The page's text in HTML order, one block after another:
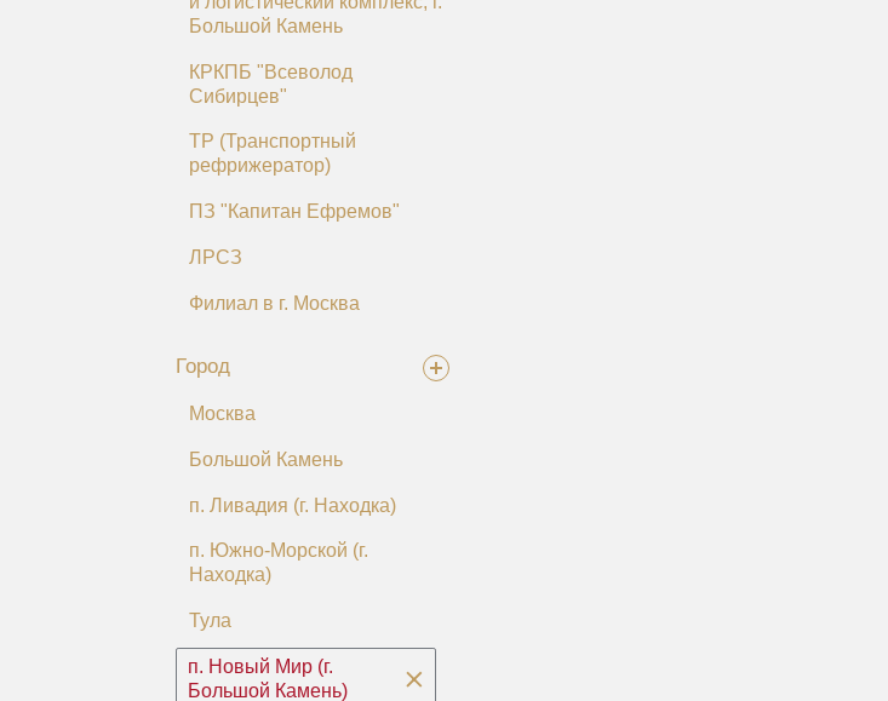
Большой Камень
КРКПБ "Всеволод
Сибирцев"
ТР (Транспортный
рефрижератор)
ПЗ "Капитан Ефремов"
ЛРСЗ
Филиал в г. Москва
Город
Москва
Большой Камень
п. Ливадия (г. Находка)
п. Южно-Морской (г.
Находка)
Тула
п. Новый Мир (г.
Большой Камень)